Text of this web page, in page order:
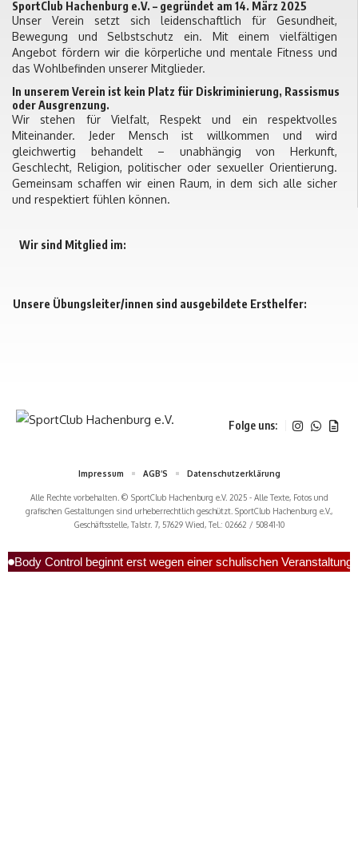
SportClub Hachenburg e.V. – gegründet am 14. März 2025
Unser Verein setzt sich leidenschaftlich für Gesundheit,
Bewegung und Selbstschutz ein. Mit einem vielfältigen
Angebot fördern wir die körperliche und mentale Fitness und
das Wohlbefinden unserer Mitglieder.
In unserem Verein ist kein Platz für Diskriminierung, Rassismus
oder Ausgrenzung.
Wir stehen für Vielfalt, Respekt und ein respektvolles
Miteinander. Jeder Mensch ist willkommen und wird
gleichwertig behandelt – unabhängig von Herkunft,
Geschlecht, Religion, politischer oder sexueller Orientierung.
Gemeinsam schaffen wir einen Raum, in dem sich alle sicher
und respektiert fühlen können.
Wir sind Mitglied im:
Unsere Übungsleiter/innen sind ausgebildete Ersthelfer:
Folge uns:
Alle Rechte vorbehalten. © SportClub Hachenburg e.V. 2025 - Alle Texte, Fotos und
grafischen Gestaltungen sind urheberrechtlich geschützt. SportClub Hachenburg e.V.,
Geschäftsstelle, Talstr. 7, 57629 Wied, Tel.: 02662 / 50841-10
Impres­sum AGB‘S Daten­schutz­er­klä­rung
Body Control beginnt erst wegen einer schulischen Veranstaltung